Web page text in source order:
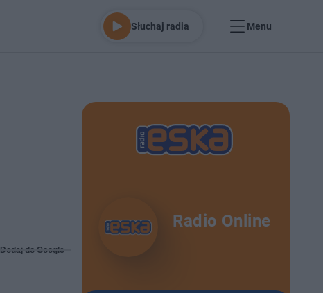
Słuchaj radia Menu
Dodaj do Google
Radio Online